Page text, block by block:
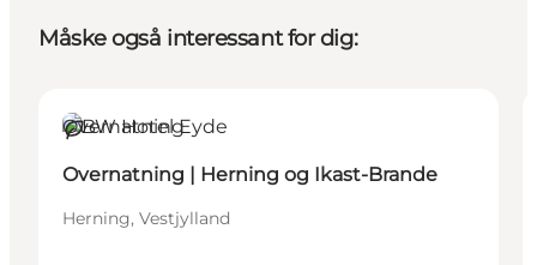
Måske også interessant for dig:
Bæredygtige oplevelser
Overnatning
Overnatning | Herning og Ikast-Brande
Herning, Vestjylland